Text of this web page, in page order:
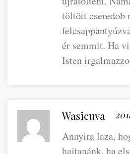
töltött cseredob
ér semmit. Ha
Isten
Wasicuya
Annyira laza,
hajtanánk, ha